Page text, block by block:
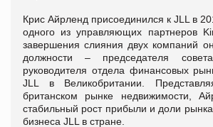
Крис Айрленд присоединился к JLL в
одного из управляющих партнеров
завершения слияния двух компаний
должности – председателя
руководителя отдела финансовых
JLL в Великобритании.
британском рынке недвижимости,
стабильный рост прибыли и доли
бизнеса JLL в стране.